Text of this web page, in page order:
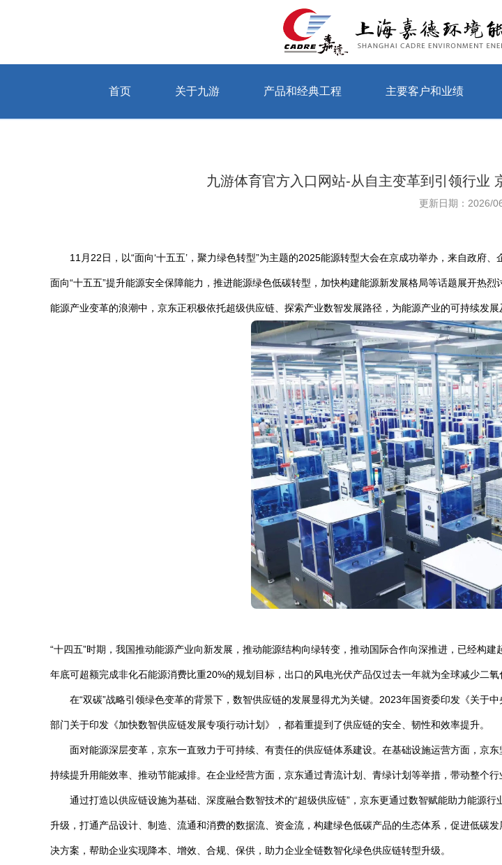
首页 关于九游 产品和经典工程 主要客户和业绩
当前位置：首页 > 关于九游 > 公司动态
九游体育官方入口网站-从自主变革到引领行业
更新日期：2026/
11月22日，以“面向‘十五五’，聚力绿色转型”为主题的2025能源转型大会在京成功举办，来自政
面向“十五五”提升能源安全保障能力，推进能源绿色低碳转型，加快构建能源新发展格局等话题展开热
能源产业变革的浪潮中，京东正积极依托超级供应链、探索产业数智发展路径，为能源产业的可持续发展
“十四五”时期，我国推动能源产业向新发展，推动能源结构向绿转变，推动国际合作向深推进，已经构
年底可超额完成非化石能源消费比重20%的规划目标，出口的风电光伏产品仅过去一年就为全球减少二氧
在“双碳”战略引领绿色变革的背景下，数智供应链的发展显得尤为关键。2023年国资委印发《关
部门关于印发《加快数智供应链发展专项行动计划》，都着重提到了供应链的安全、韧性和效率提升。
面对能源深层变革，京东一直致力于可持续、有责任的供应链体系建设。在基础设施运营方面，京
持续提升用能效率、推动节能减排。在企业经营方面，京东通过青流计划、青绿计划等举措，带动整个行
通过打造以供应链设施为基础、深度融合数智技术的“超级供应链”，京东更通过数智赋能助力能源
升级，打通产品设计、制造、流通和消费的数据流、资金流，构建绿色低碳产品的生态体系，促进低碳
决方案，帮助企业实现降本、增效、合规、保供，助力企业全链数智化绿色供应链转型升级。